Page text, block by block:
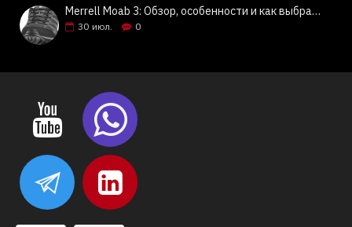
Merrell Moab 3: Обзор, особенности и как выбрать | Jeansok
30 июл. 0